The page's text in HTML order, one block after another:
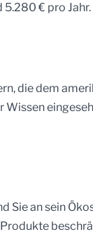
€ pro
die dem
Sie an sein